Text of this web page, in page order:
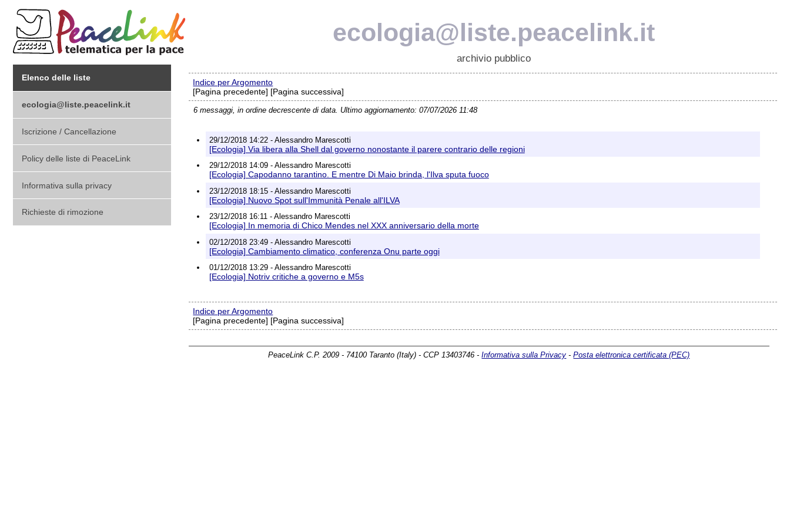
ecologia@liste.peacelink.it
archivio pubblico
Elenco delle liste
ecologia@liste.peacelink.it
Iscrizione / Cancellazione
Policy delle liste di PeaceLink
Informativa sulla privacy
Richieste di rimozione
Indice per Argomento
[Pagina precedente] [Pagina successiva]
6 messaggi, in ordine decrescente di data. Ultimo aggiornamento: 07/07/2026 11:48
29/12/2018 14:22 - Alessandro Marescotti
[Ecologia] Via libera alla Shell dal governo nonostante il parere contrario delle regioni
29/12/2018 14:09 - Alessandro Marescotti
[Ecologia] Capodanno tarantino. E mentre Di Maio brinda, l'Ilva sputa fuoco
23/12/2018 18:15 - Alessandro Marescotti
[Ecologia] Nuovo Spot sull'Immunità Penale all'ILVA
23/12/2018 16:11 - Alessandro Marescotti
[Ecologia] In memoria di Chico Mendes nel XXX anniversario della morte
02/12/2018 23:49 - Alessandro Marescotti
[Ecologia] Cambiamento climatico, conferenza Onu parte oggi
01/12/2018 13:29 - Alessandro Marescotti
[Ecologia] Notriv critiche a governo e M5s
Indice per Argomento
[Pagina precedente] [Pagina successiva]
PeaceLink C.P. 2009 - 74100 Taranto (Italy) - CCP 13403746 -Informativa sulla Privacy -Posta elettronica certificata (PEC)